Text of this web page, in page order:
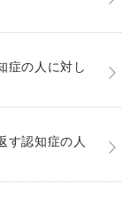
症の人に対し
す認知症の人